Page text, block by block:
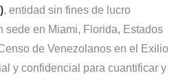
, entidad sin fines de lucro
sede en Miami, Florida, Estados
de Venezolanos en el Exilio
y confidencial para cuantificar y